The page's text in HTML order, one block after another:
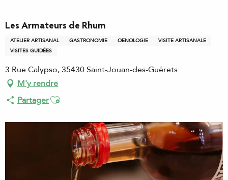
Les Armateurs de Rhum
ATELIER ARTISANAL GASTRONOMIE OENOLOGIE
VISITE ARTISANALE
VISITES GUIDÉES
3 Rue Calypso, 35430 Saint-Jouan-des-Guérets
M'y rendre
PartagerAjouter aux favoris